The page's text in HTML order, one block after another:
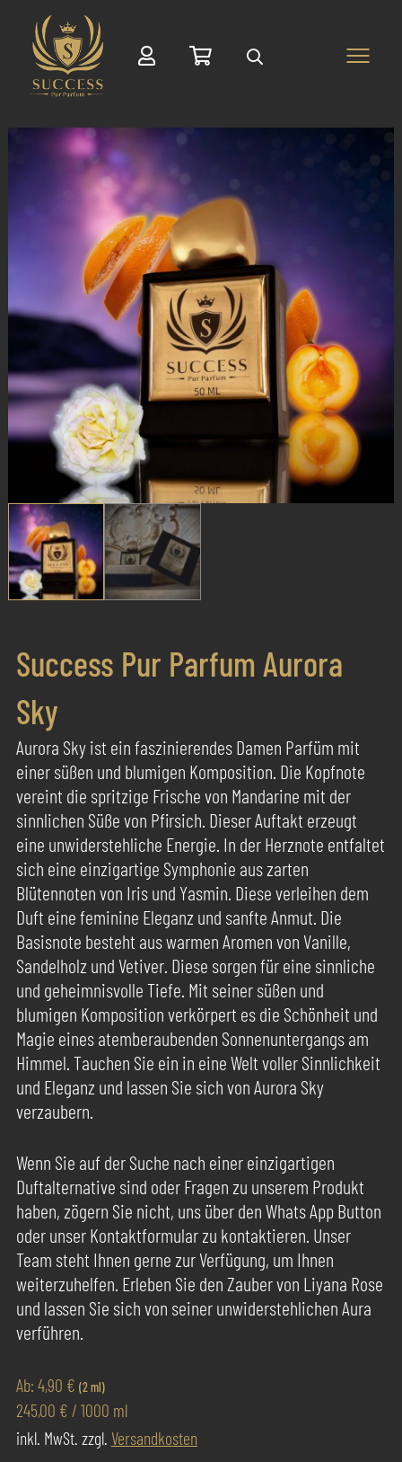
Suche
Success Pur Parfum Aurora
Sky
Aurora Sky ist ein faszinierendes Damen Parfüm mit
einer süßen und blumigen Komposition. Die Kopfnote
vereint die spritzige Frische von Mandarine mit der
sinnlichen Süße von Pfirsich. Dieser Auftakt erzeugt
eine unwiderstehliche Energie. In der Herznote entfaltet
sich eine einzigartige Symphonie aus zarten
Blütennoten von Iris und Yasmin. Diese verleihen dem
Duft eine feminine Eleganz und sanfte Anmut. Die
Basisnote besteht aus warmen Aromen von Vanille,
Sandelholz und Vetiver. Diese sorgen für eine sinnliche
und geheimnisvolle Tiefe. Mit seiner süßen und
blumigen Komposition verkörpert es die Schönheit und
Magie eines atemberaubenden Sonnenuntergangs am
Himmel. Tauchen Sie ein in eine Welt voller Sinnlichkeit
und Eleganz und lassen Sie sich von Aurora Sky
verzaubern.
Wenn Sie auf der Suche nach einer einzigartigen
Duftalternative sind oder Fragen zu unserem Produkt
haben, zögern Sie nicht, uns über den Whats App Button
oder unser Kontaktformular zu kontaktieren. Unser
Team steht Ihnen gerne zur Verfügung, um Ihnen
weiterzuhelfen. Erleben Sie den Zauber von Liyana Rose
und lassen Sie sich von seiner unwiderstehlichen Aura
verführen.
Ab: 4,90 € (2 ml)
245,00 € / 1000 ml
inkl. MwSt. zzgl. Versandkosten